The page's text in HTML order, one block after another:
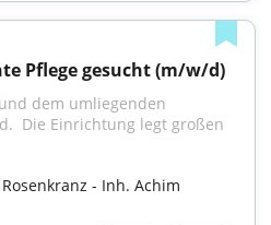
Pflege gesucht (m/w/d)
und dem umliegenden
Die Einrichtung legt großen
- Inh. Achim